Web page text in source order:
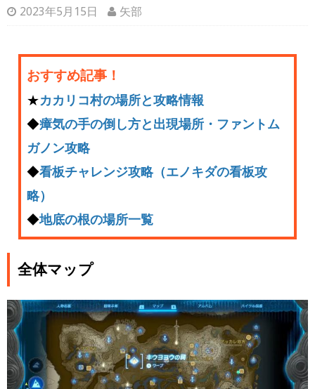
2023年5月15日 矢部
おすすめ記事！
★カカリコ村の場所と攻略情報
◆瘴気の手の倒し方と出現場所・ファントム
ガノン攻略
◆看板チャレンジ攻略（エノキダの看板攻
略）
◆地底の根の場所一覧
全体マップ